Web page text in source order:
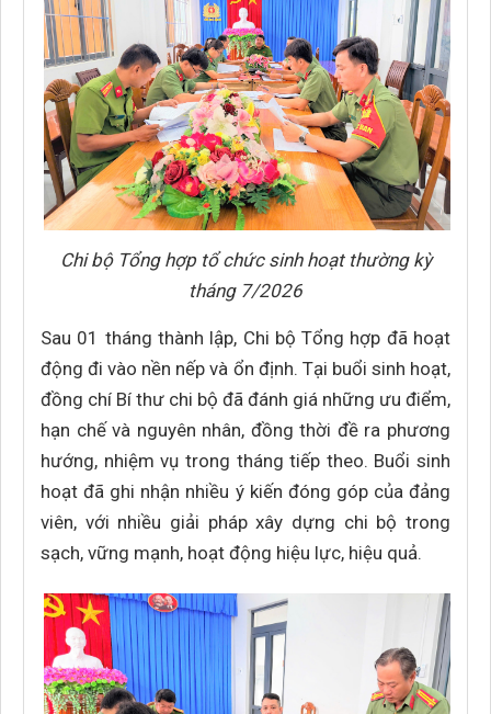
Chi bộ Tổng hợp tổ chức sinh hoạt thường kỳ
tháng 7/2026
Sau 01 tháng thành lập, Chi bộ Tổng hợp đã hoạt
động đi vào nền nếp và ổn định. Tại buổi sinh hoạt,
đồng chí Bí thư chi bộ đã đánh giá những ưu điểm,
hạn chế và nguyên nhân, đồng thời đề ra phương
hướng, nhiệm vụ trong tháng tiếp theo. Buổi sinh
hoạt đã ghi nhận nhiều ý kiến đóng góp của đảng
viên, với nhiều giải pháp xây dựng chi bộ trong
sạch, vững mạnh, hoạt động hiệu lực, hiệu quả.